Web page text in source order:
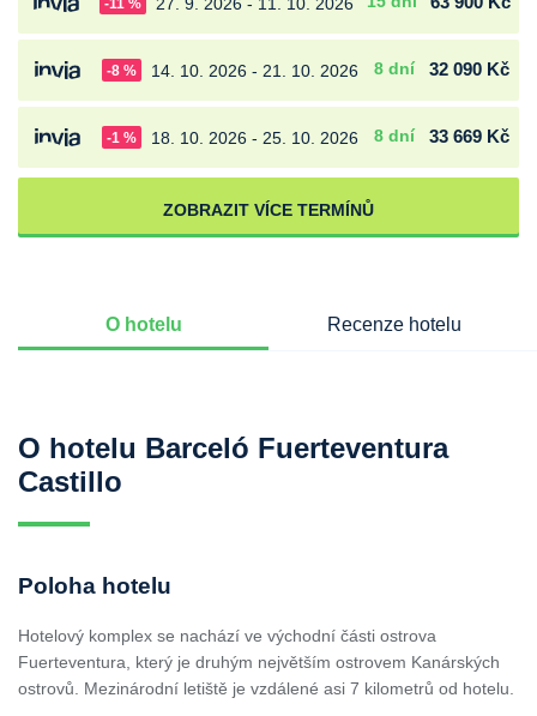
-11 % 27. 9. 2026 - 11. 10. 2026
-8 % 14. 10. 2026 - 21. 10. 2026 8 dní 32 090 Kč
-1 % 18. 10. 2026 - 25. 10. 2026 8 dní 33 669 Kč
ZOBRAZIT VÍCE TERMÍNŮ
O hotelu Recenze hotelu
O hotelu Barceló Fuerteventura
Castillo
Poloha hotelu
Hotelový komplex se nachází ve východní části ostrova
Fuerteventura, který je druhým největším ostrovem Kanárských
ostrovů. Mezinárodní letiště je vzdálené asi 7 kilometrů od hotelu.